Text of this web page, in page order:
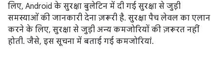
लिए, Android के सुरक्षा बुलेटिन में दी गई सुरक्षा से जुड़ी
समस्याओं की जानकारी देना ज़रूरी है. सुरक्षा पैच लेवल का एलान
करने के लिए, सुरक्षा से जुड़ी अन्य कमजोरियों की ज़रूरत नहीं
होती. जैसे, इस सूचना में बताई गई कमजोरियां.